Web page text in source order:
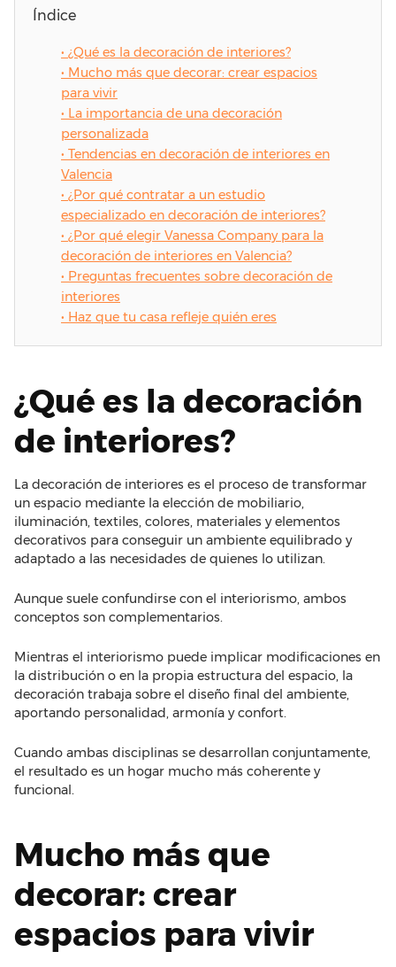
Índice
• ¿Qué es la decoración de interiores?
• Mucho más que decorar: crear espacios
para vivir
• La importancia de una decoración
personalizada
• Tendencias en decoración de interiores en
Valencia
• ¿Por qué contratar a un estudio
especializado en decoración de interiores?
• ¿Por qué elegir Vanessa Company para la
decoración de interiores en Valencia?
• Preguntas frecuentes sobre decoración de
interiores
• Haz que tu casa refleje quién eres
¿Qué es la decoración
de interiores?
La decoración de interiores es el proceso de transformar
un espacio mediante la elección de mobiliario,
iluminación, textiles, colores, materiales y elementos
decorativos para conseguir un ambiente equilibrado y
adaptado a las necesidades de quienes lo utilizan.
Aunque suele confundirse con el interiorismo, ambos
conceptos son complementarios.
Mientras el interiorismo puede implicar modificaciones en
la distribución o en la propia estructura del espacio, la
decoración trabaja sobre el diseño final del ambiente,
aportando personalidad, armonía y confort.
Cuando ambas disciplinas se desarrollan conjuntamente,
el resultado es un hogar mucho más coherente y
funcional.
Mucho más que
decorar: crear
espacios para vivir